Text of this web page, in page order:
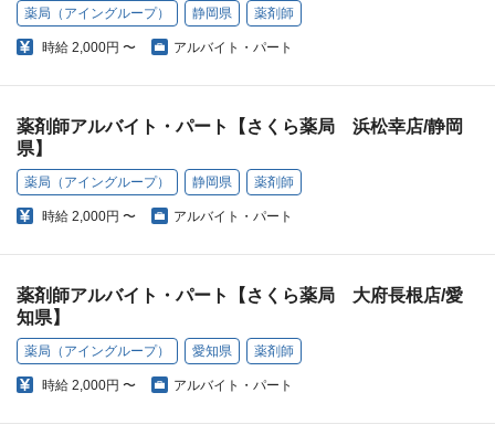
薬局（アイングループ） 静岡県 薬剤師
時給 2,000円 〜 アルバイト・パート
薬剤師アルバイト・パート【さくら薬局 浜松幸店/静岡
県】
薬局（アイングループ） 静岡県 薬剤師
時給 2,000円 〜 アルバイト・パート
薬剤師アルバイト・パート【さくら薬局 大府長根店/愛
知県】
薬局（アイングループ） 愛知県 薬剤師
時給 2,000円 〜 アルバイト・パート